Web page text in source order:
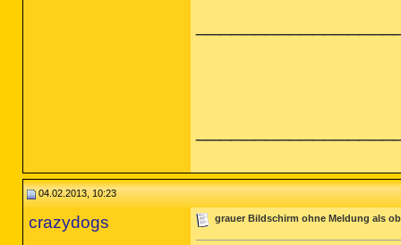
04.02.2013, 10:23
crazydogs grauer Bildschirm ohne Meldung als